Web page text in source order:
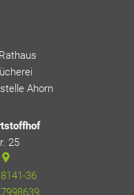
Ahorn
25
36